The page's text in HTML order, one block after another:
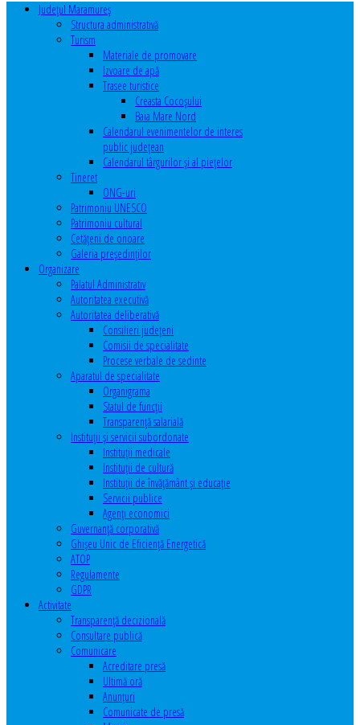
Judeţul Maramureş
Structura administrativă
Turism
Materiale de promovare
Izvoare de apă
Trasee turistice
Creasta Cocoșului
Baia Mare Nord
Calendarul evenimentelor de interes
public judeţean
Calendarul târgurilor şi al pieţelor
Tineret
ONG-uri
Patrimoniu UNESCO
Patrimoniu cultural
Cetăţeni de onoare
Galeria președinților
Organizare
Palatul Administrativ
Autoritatea executivă
Autoritatea deliberativă
Consilieri judeţeni
Comisii de specialitate
Procese verbale de sedinte
Aparatul de specialitate
Organigrama
Statul de funcții
Transparență salarială
Instituţii şi servicii subordonate
Instituţii medicale
Instituţii de cultură
Instituţii de învăţământ şi educaţie
Servicii publice
Agenţi economici
Guvernanță corporativă
Ghişeu Unic de Eficienţă Energetică
ATOP
Regulamente
GDPR
Activitate
Transparenţă decizională
Consultare publică
Comunicare
Acreditare presă
Ultimă oră
Anunţuri
Comunicate de presă